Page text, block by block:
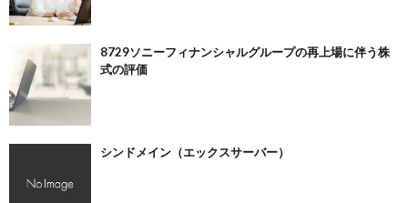
8729ソニーフィナンシャルグループの再上場に伴う株
式の評価
シンドメイン（エックスサーバー）